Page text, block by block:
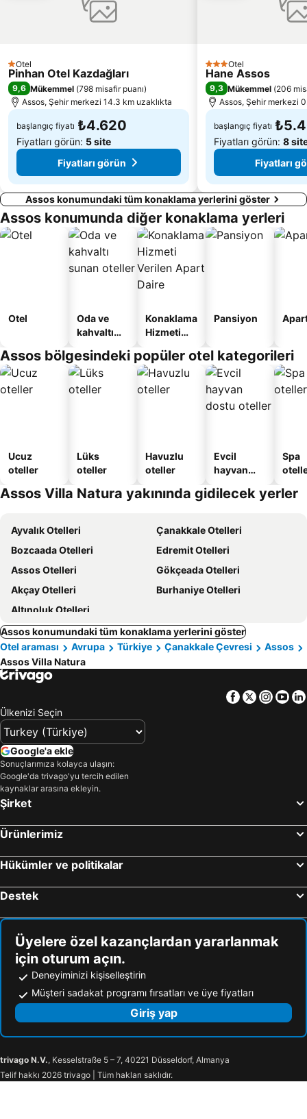
Agios Ioannis Therapontas
1 Yıldız
Otel
Pinhan Otel Kazdağları
9,6 Mükemmel (798 misafir puanı)
Assos, Şehir merkezi 14.3 km uzaklıkta
başlangıç fiyatı ₺4.620
Fiyatları görün: 5 site
Fiyatları görün
3 YıldızOtel
Hane Assos
9,3 Mükemmel (206
Assos, Şehir merkezi
başlangıç fiyatı
Fiyatları görün: 8
Fiyatları
Assos konumundaki tüm konaklama yerlerini göster
Assos konumunda diğer konaklama yerleri
Otel
Oda ve
kahvaltı
oteller
Konaklama
Hizmeti
Apart
Daire
Pansiyon
Assos bölgesindeki popüler otel kategorileri
Ucuz
oteller
Lüks
oteller
Havuzlu
oteller
Evcil
hayvan
oteller
Spa
Assos Villa Natura yakınında gidilecek yerler
Ayvalık Otelleri
Çanakkale Otelleri
Bozcaada Otelleri
Edremit Otelleri
Assos Otelleri
Gökçeada Otelleri
Akçay Otelleri
Burhaniye Otelleri
Altınoluk Otelleri
Assos konumundaki tüm konaklama yerlerini göster
Otel araması
Avrupa Türkiye Çanakkale Çevresi
Assos
Assos Villa Natura
Facebook
Twitter
Ülkenizi Seçin
Google'a ekle
Sonuçlarımıza kolayca ulaşın:
Google'da trivago'yu tercih edilen
kaynaklar arasına ekleyin.
Şirket
Ürünlerimiz
Hükümler ve politikalar
Destek
Üyelere özel kazançlardan yararlanmak
için oturum açın.
Deneyiminizi kişiselleştirin
Müşteri sadakat programı fırsatları ve üye fiyatları
Giriş yap
trivago N.V., Kesselstraße 5 – 7, 40221 Düsseldorf, Almanya
Telif hakkı 2026 trivago | Tüm hakları saklıdır.